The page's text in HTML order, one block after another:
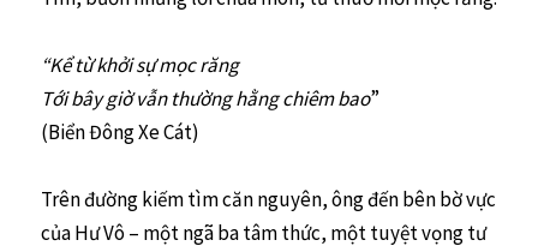
“Kể từ khởi sự mọc răng
Tới bây giờ vẫn thường hằng chiêm bao”
(Biển Đông Xe Cát)
Trên đường kiếm tìm căn nguyên, ông đến bên bờ vực
của Hư Vô – một ngã ba tâm thức, một tuyệt vọng tư